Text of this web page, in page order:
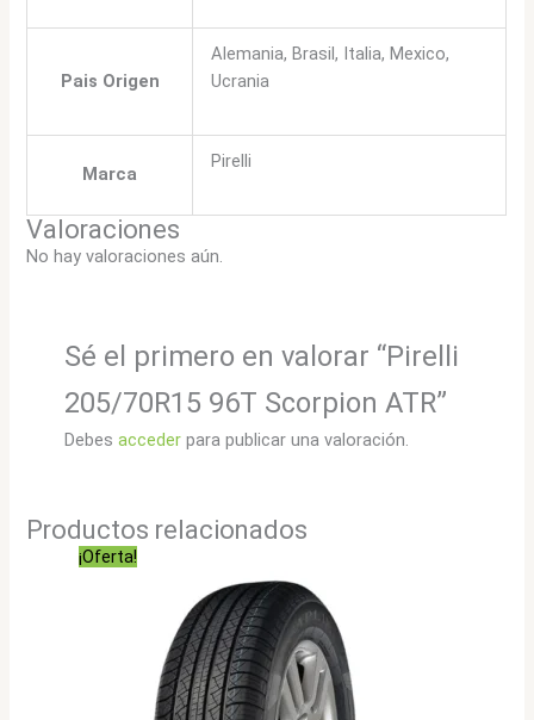
Pais Origen
Alemania, Brasil, Italia, Mexico,
Ucrania
Marca
Pirelli
Valoraciones
No hay valoraciones aún.
Sé el primero en valorar “Pirelli
205/70R15 96T Scorpion ATR”
Debes accederpara publicar una valoración.
Productos relacionados
¡Oferta!